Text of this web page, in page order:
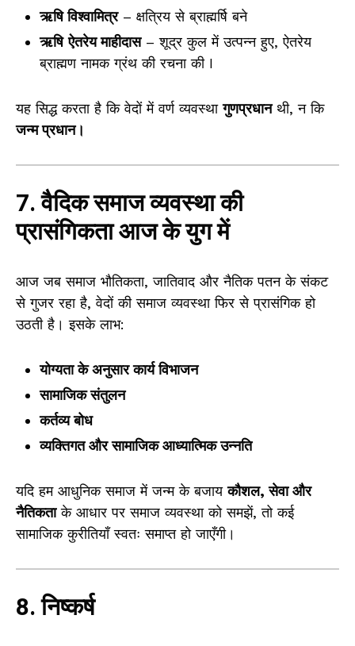
ऋषि विश्वामित्र– क्षत्रिय से ब्राह्मर्षि बने
ऋषि ऐतरेय माहीदास– शूद्र कुल में उत्पन्न हुए, ऐतरेय
ब्राह्मण नामक ग्रंथ की रचना की I
यह सिद्ध करता है कि वेदों में वर्ण व्यवस्थागुणप्रधानथी, न कि
जन्म प्रधान।
7. वैदिक समाज व्यवस्था की
प्रासंगिकता आज के युग में
आज जब समाज भौतिकता, जातिवाद और नैतिक पतन के संकट
से गुजर रहा है, वेदों की समाज व्यवस्था फिर से प्रासंगिक हो
उठती है। इसके लाभ:
योग्यता के अनुसार कार्य विभाजन
सामाजिक संतुलन
कर्तव्य बोध
व्यक्तिगत और सामाजिक आध्यात्मिक उन्नति
यदि हम आधुनिक समाज में जन्म के बजायकौशल, सेवा और
नैतिकताके आधार पर समाज व्यवस्था को समझें, तो कई
सामाजिक कुरीतियाँ स्वतः समाप्त हो जाएँगी।
8. निष्कर्ष